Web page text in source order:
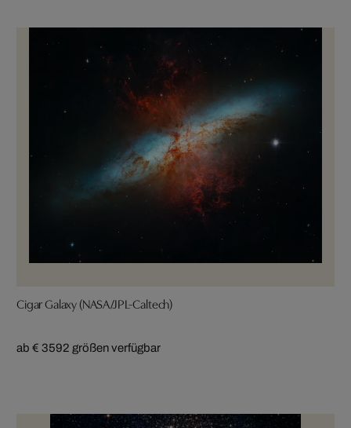
Cigar Galaxy (NASA/JPL-Caltech)
ab € 3592 größen verfügbar